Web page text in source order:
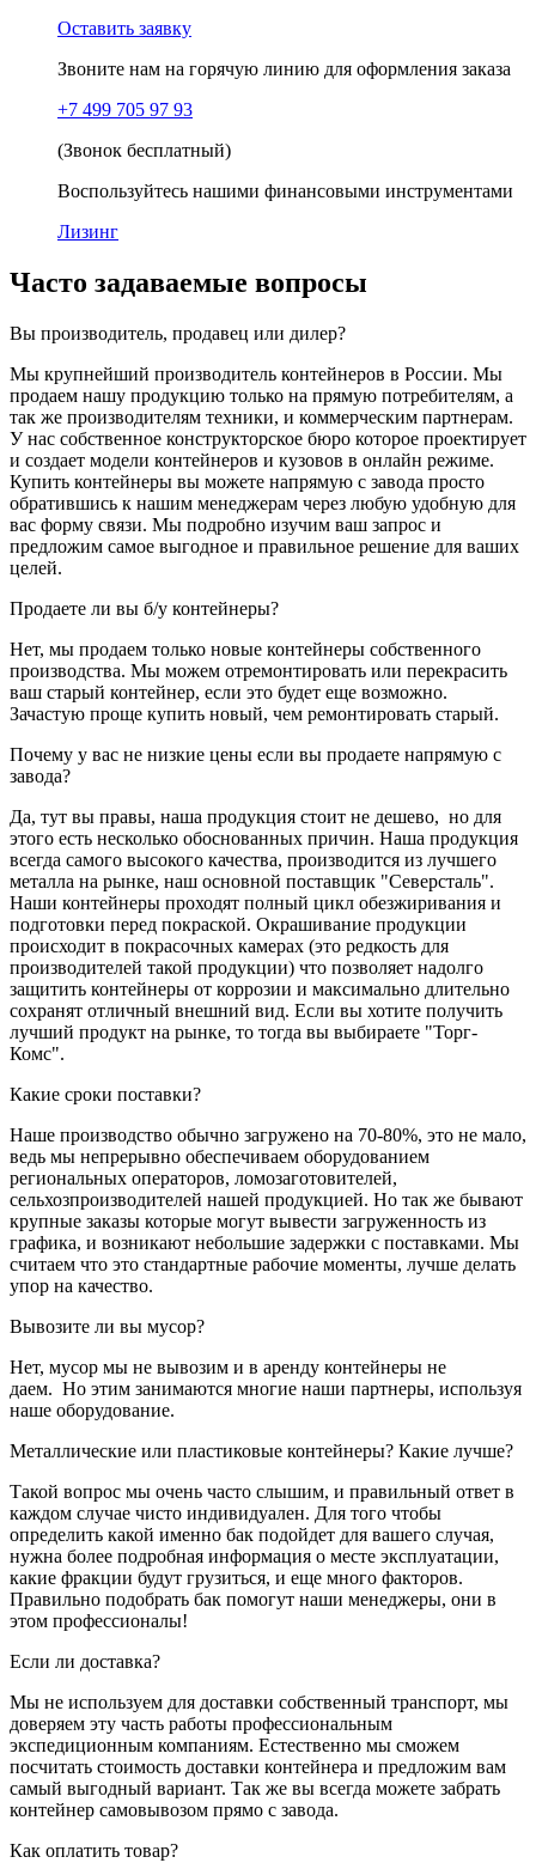
Оставить заявку
Звоните нам на горячую линию для оформления заказа
+7 499 705 97 93
(Звонок бесплатный)
Воспользуйтесь нашими финансовыми инструментами
Лизинг
Часто задаваемые вопросы
Вы производитель, продавец или дилер?
Мы крупнейший производитель контейнеров в России. Мы
продаем нашу продукцию только на прямую потребителям, а
так же производителям техники, и коммерческим партнерам.
У нас собственное конструкторское бюро которое проектирует
и создает модели контейнеров и кузовов в онлайн режиме.
Купить контейнеры вы можете напрямую с завода просто
обратившись к нашим менеджерам через любую удобную для
вас форму связи. Мы подробно изучим ваш запрос и
предложим самое выгодное и правильное решение для ваших
целей.
Продаете ли вы б/у контейнеры?
Нет, мы продаем только новые контейнеры собственного
производства. Мы можем отремонтировать или перекрасить
ваш старый контейнер, если это будет еще возможно.
Зачастую проще купить новый, чем ремонтировать старый.
Почему у вас не низкие цены если вы продаете напрямую с
завода?
Да, тут вы правы, наша продукция стоит не дешево, но для
этого есть несколько обоснованных причин. Наша продукция
всегда самого высокого качества, производится из лучшего
металла на рынке, наш основной поставщик "Северсталь".
Наши контейнеры проходят полный цикл обезжиривания и
подготовки перед покраской. Окрашивание продукции
происходит в покрасочных камерах (это редкость для
производителей такой продукции) что позволяет надолго
защитить контейнеры от коррозии и максимально длительно
сохранят отличный внешний вид. Если вы хотите получить
лучший продукт на рынке, то тогда вы выбираете "Торг-
Комс".
Какие сроки поставки?
Наше производство обычно загружено на 70-80%, это не мало,
ведь мы непрерывно обеспечиваем оборудованием
региональных операторов, ломозаготовителей,
сельхозпроизводителей нашей продукцией. Но так же бывают
крупные заказы которые могут вывести загруженность из
графика, и возникают небольшие задержки с поставками. Мы
считаем что это стандартные рабочие моменты, лучше делать
упор на качество.
Вывозите ли вы мусор?
Нет, мусор мы не вывозим и в аренду контейнеры не
даем. Но этим занимаются многие наши партнеры, используя
наше оборудование.
Металлические или пластиковые контейнеры? Какие лучше?
Такой вопрос мы очень часто слышим, и правильный ответ в
каждом случае чисто индивидуален. Для того чтобы
определить какой именно бак подойдет для вашего случая,
нужна более подробная информация о месте эксплуатации,
какие фракции будут грузиться, и еще много факторов.
Правильно подобрать бак помогут наши менеджеры, они в
этом профессионалы!
Если ли доставка?
Мы не используем для доставки собственный транспорт, мы
доверяем эту часть работы профессиональным
экспедиционным компаниям. Естественно мы сможем
посчитать стоимость доставки контейнера и предложим вам
самый выгодный вариант. Так же вы всегда можете забрать
контейнер самовывозом прямо с завода.
Как оплатить товар?